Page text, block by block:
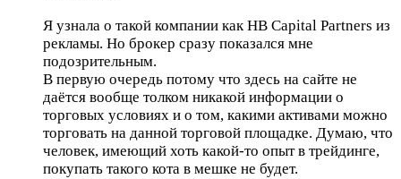
Я узнала о такой компании как HB Capital Partners из
рекламы. Но брокер сразу показался мне
подозрительным.
В первую очередь потому что здесь на сайте не
даётся вообще толком никакой информации о
торговых условиях и о том, какими активами можно
торговать на данной торговой площадке. Думаю, что
человек, имеющий хоть какой-то опыт в трейдинге,
покупать такого кота в мешке не будет.